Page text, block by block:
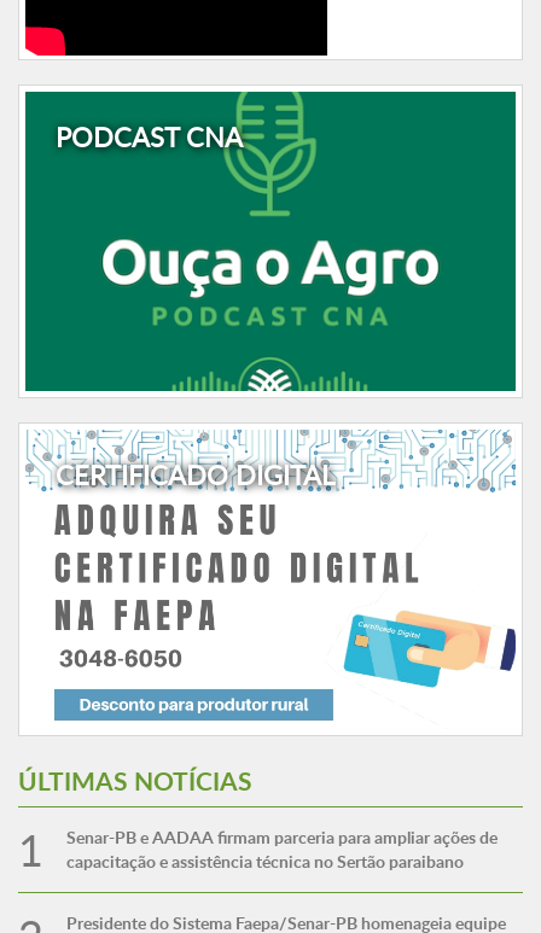
PODCAST CNA
CERTIFICADO DIGITAL
ÚLTIMAS NOTÍCIAS
Senar-PB e AADAA firmam parceria para ampliar ações de
capacitação e assistência técnica no Sertão paraibano
Presidente do Sistema Faepa/Senar-PB homenageia equipe